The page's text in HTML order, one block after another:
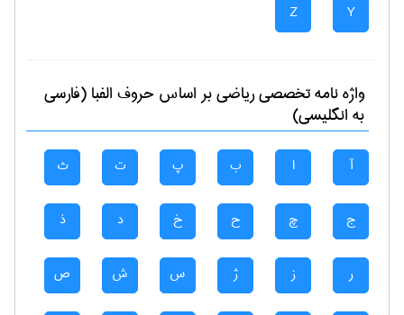
Y
Z
واژه نامه تخصصیرياضیبر اساس حروف الفبا (فارسی
به انگلیسی)
آ ا ب پ ت ث
ج چ ح خ د ذ
ر ز ژ س ش ص